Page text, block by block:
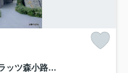
ヴィラセレーノ森小路(旧ルネフラッツ森小路駅前Ⅱ) 仲介手数料無料